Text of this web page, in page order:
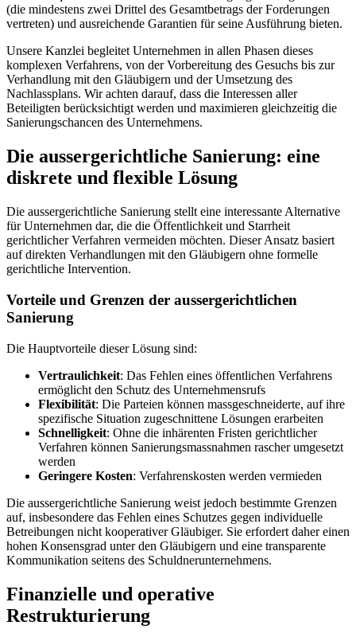
(die mindestens zwei Drittel des Gesamtbetrags der Forderungen
vertreten) und ausreichende Garantien für seine Ausführung bieten.
Unsere Kanzlei begleitet Unternehmen in allen Phasen dieses
komplexen Verfahrens, von der Vorbereitung des Gesuchs bis zur
Verhandlung mit den Gläubigern und der Umsetzung des
Nachlassplans. Wir achten darauf, dass die Interessen aller
Beteiligten berücksichtigt werden und maximieren gleichzeitig die
Sanierungschancen des Unternehmens.
Die aussergerichtliche Sanierung: eine
diskrete und flexible Lösung
Die aussergerichtliche Sanierung stellt eine interessante Alternative
für Unternehmen dar, die die Öffentlichkeit und Starrheit
gerichtlicher Verfahren vermeiden möchten. Dieser Ansatz basiert
auf direkten Verhandlungen mit den Gläubigern ohne formelle
gerichtliche Intervention.
Vorteile und Grenzen der aussergerichtlichen
Sanierung
Die Hauptvorteile dieser Lösung sind:
Vertraulichkeit: Das Fehlen eines öffentlichen Verfahrens
ermöglicht den Schutz des Unternehmensrufs
Flexibilität: Die Parteien können massgeschneiderte, auf ihre
spezifische Situation zugeschnittene Lösungen erarbeiten
Schnelligkeit: Ohne die inhärenten Fristen gerichtlicher
Verfahren können Sanierungsmassnahmen rascher umgesetzt
werden
Geringere Kosten: Verfahrenskosten werden vermieden
Die aussergerichtliche Sanierung weist jedoch bestimmte Grenzen
auf, insbesondere das Fehlen eines Schutzes gegen individuelle
Betreibungen nicht kooperativer Gläubiger. Sie erfordert daher einen
hohen Konsensgrad unter den Gläubigern und eine transparente
Kommunikation seitens des Schuldnerunternehmens.
Finanzielle und operative
Restrukturierung